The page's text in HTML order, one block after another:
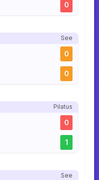
0
See
0
0
Pilatus
0
1
See